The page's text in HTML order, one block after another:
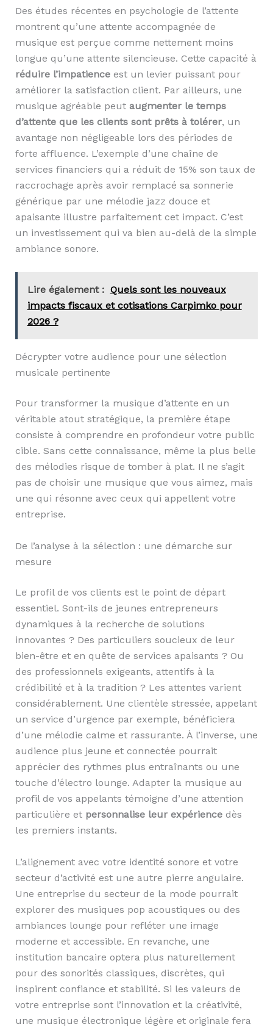
Des études récentes en psychologie de l’attente
montrent qu’une attente accompagnée de
musique est perçue comme nettement moins
longue qu’une attente silencieuse. Cette capacité à
réduire l’impatienceest un levier puissant pour
améliorer la satisfaction client. Par ailleurs, une
musique agréable peut augmenter le temps
d’attente que les clients sont prêts à tolérer, un
avantage non négligeable lors des périodes de
forte affluence. L’exemple d’une chaîne de
services financiers qui a réduit de 15% son taux de
raccrochage après avoir remplacé sa sonnerie
générique par une mélodie jazz douce et
apaisante illustre parfaitement cet impact. C’est
un investissement qui va bien au-delà de la simple
ambiance sonore.
Lire également : Quels sont les nouveaux
impacts fiscaux et cotisations Carpimko pour
2026 ?
Décrypter votre audience pour une sélection
musicale pertinente
Pour transformer la musique d’attente en un
véritable atout stratégique, la première étape
consiste à comprendre en profondeur votre public
cible. Sans cette connaissance, même la plus belle
des mélodies risque de tomber à plat. Il ne s’agit
pas de choisir une musique que vous aimez, mais
une qui résonne avec ceux qui appellent votre
entreprise.
De l’analyse à la sélection : une démarche sur
mesure
Le profil de vos clients est le point de départ
essentiel. Sont-ils de jeunes entrepreneurs
dynamiques à la recherche de solutions
innovantes ? Des particuliers soucieux de leur
bien-être et en quête de services apaisants ? Ou
des professionnels exigeants, attentifs à la
crédibilité et à la tradition ? Les attentes varient
considérablement. Une clientèle stressée, appelant
un service d’urgence par exemple, bénéficiera
d’une mélodie calme et rassurante. À l’inverse, une
audience plus jeune et connectée pourrait
apprécier des rythmes plus entraînants ou une
touche d’électro lounge. Adapter la musique au
profil de vos appelants témoigne d’une attention
particulière et personnalise leur expériencedès
les premiers instants.
L’alignement avec votre identité sonore et votre
secteur d’activité est une autre pierre angulaire.
Une entreprise du secteur de la mode pourrait
explorer des musiques pop acoustiques ou des
ambiances lounge pour refléter une image
moderne et accessible. En revanche, une
institution bancaire optera plus naturellement
pour des sonorités classiques, discrètes, qui
inspirent confiance et stabilité. Si les valeurs de
votre entreprise sont l’innovation et la créativité,
une musique électronique légère et originale fera